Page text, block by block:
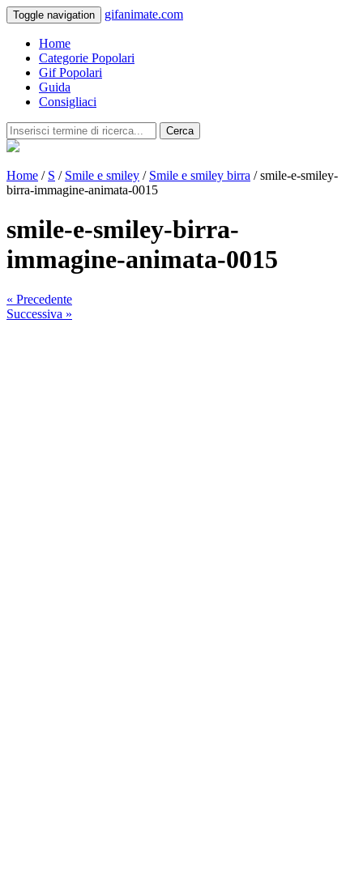
Toggle navigation gifanimate.com
Home
Categorie Popolari
Gif Popolari
Guida
Consigliaci
Cerca
Home / S / Smile e smiley / Smile e smiley birra / smile-e-smiley-
birra-immagine-animata-0015
smile-e-smiley-birra-
immagine-animata-0015
« Precedente
Successiva »